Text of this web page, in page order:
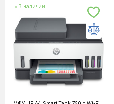
• В наличии